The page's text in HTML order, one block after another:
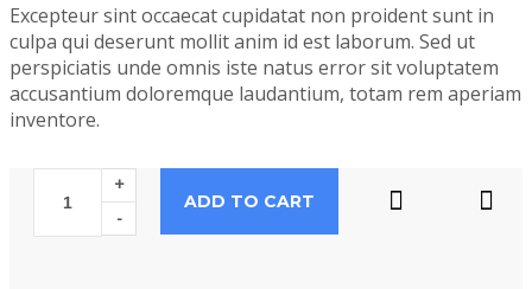
Excepteur sint occaecat cupidatat non proident sunt in
culpa qui deserunt mollit anim id est laborum. Sed ut
perspiciatis unde omnis iste natus error sit voluptatem
accusantium doloremque laudantium, totam rem aperiam
inventore.
+
-
ADD TO CART